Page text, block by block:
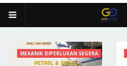
MEKANIK DIPERLUKAN SEGERA